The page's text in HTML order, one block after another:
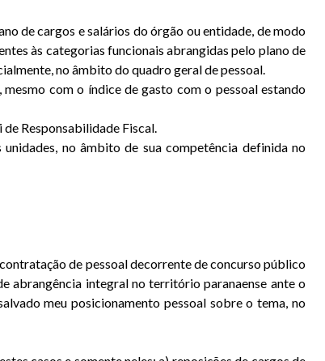
de cargos e salários do órgão ou entidade, de modo
às categorias funcionais abrangidas pelo plano de
no âmbito do quadro geral de pessoal.
com o índice de gasto com o pessoal estando
Responsabilidade Fiscal.
no âmbito de sua competência definida no
de pessoal decorrente de concurso público
abrangência integral no território paranaense ante o
meu posicionamento pessoal sobre o tema, no